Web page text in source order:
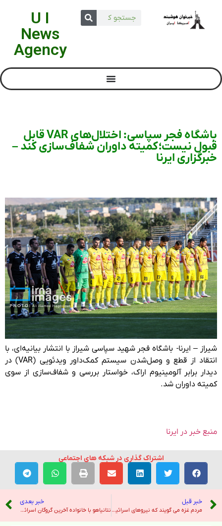
U I
News
Agency
باشگاه فجر سپاسی: اختلال‌های VAR قابل
قبول نیست؛ کمیته داوران شفاف‌سازی کند –
خبرگزاری ایرنا
شیراز – ایرنا- باشگاه فجر شهید سپاسی شیراز با انتشار بیانیه‌ای، با
انتقاد از قطع‌ و وصل‌شدن سیستم کمک‌داور ویدئویی (VAR) در
دیدار برابر آلومینیوم اراک، خواستار بررسی و شفاف‌سازی از سوی
کمیته داوران شد.
منبع خبر در ایرنا
اشتراک گذاری در شبکه های اجتماعی
خبر قبل
مردم غزه می گویند که نیروهای اسرائیلی دو کودک را در میان خشونت های مداوم کشته اند – نیویورک تایمز
خبر بعدی
نتانیاهو با خانواده آخرین گروگان اسرائیلی در غزه دیدار کرد و تظاهرکنندگان خواستار بازگشت شدند – هندوستان امروز